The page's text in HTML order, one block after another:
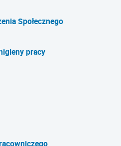
Społecznego
pracy